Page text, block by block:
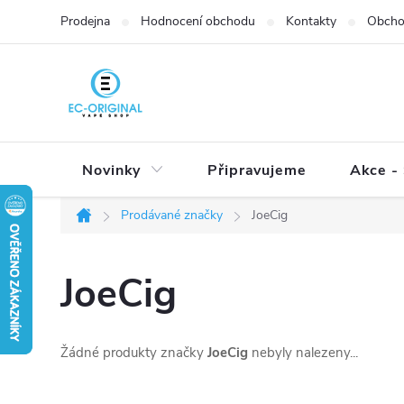
Prodejna Hodnocení obchodu Kontakty
Novinky Připravujeme Akce -
Domů
Prodávané značky JoeCig
JoeCig
Žádné produkty značkyJoeCig nebyly nalezeny...